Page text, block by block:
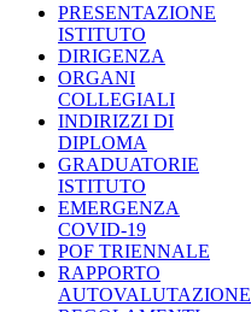
PRESENTAZIONE
ISTITUTO
DIRIGENZA
ORGANI
COLLEGIALI
INDIRIZZI DI
DIPLOMA
GRADUATORIE
ISTITUTO
EMERGENZA
COVID-19
POF TRIENNALE
RAPPORTO
AUTOVALUTAZIONE